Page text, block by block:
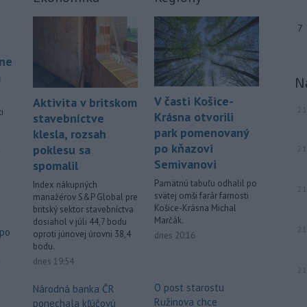
Aktivita v britskom
stavebníctve
klesla, rozsah
poklesu sa
spomalil
Index nákupných
manažérov S&P Global pre
britský sektor stavebníctva
dosiahol v júli 44,7 bodu
oproti júnovej úrovni 38,4
bodu.
dnes 19:54
Národná banka ČR
ponechala kľúčovú
V časti Košice-
Krásna otvorili
park pomenovaný
po kňazovi
Semivanovi
Pamätnú tabuľu odhalil po
svätej omši farár farnosti
Košice-Krásna Michal
Marčák.
dnes 20:16
O post starostu
Ružinova chce
7